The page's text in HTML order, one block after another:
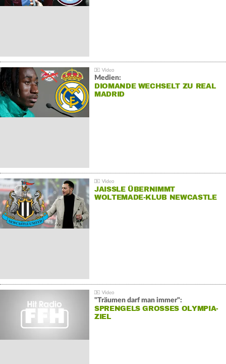
Medien:
DIOMANDE WECHSELT ZU REAL
MADRID
JAISSLE ÜBERNIMMT
WOLTEMADE-KLUB NEWCASTLE
"Träumen darf man immer":
SPRENGELS GROSSES OLYMPIA-Z
IEL